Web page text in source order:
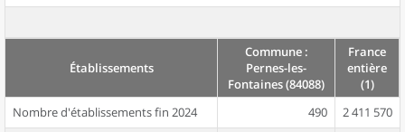
Établissements
Commune :
Pernes-les-
Fontaines (84088)
France
entière
(1)
Nombre d'établissements fin 2024
490
2 411 570